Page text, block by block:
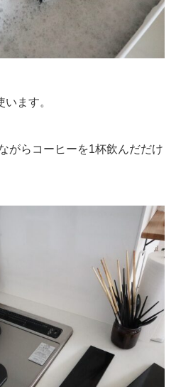
ます。
がらコーヒーを1杯飲んだだけ